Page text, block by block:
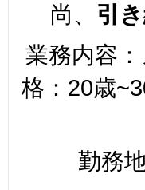
尚、 引
業務内容
格：20歳
勤務